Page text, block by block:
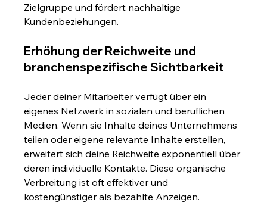
Zielgruppe und fördert nachhaltige
Kundenbeziehungen.
Erhöhung der Reichweite und
branchenspezifische Sichtbarkeit
Jeder deiner Mitarbeiter verfügt über ein
eigenes Netzwerk in sozialen und beruflichen
Medien. Wenn sie Inhalte deines Unternehmens
teilen oder eigene relevante Inhalte erstellen,
erweitert sich deine Reichweite exponentiell über
deren individuelle Kontakte. Diese organische
Verbreitung ist oft effektiver und
kostengünstiger als bezahlte Anzeigen.